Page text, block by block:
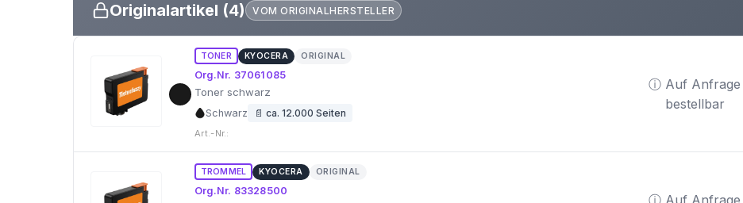
Originalartikel (4) VOM ORIGINALHERSTELLER
TONER KYOCERA ORIGINAL
Org.Nr. 37061085
Toner schwarz
Schwarz 📄 ca. 12.000 Seiten
Art.-Nr.:
ⓘ Auf Anfrage
bestellbar
TROMMEL KYOCERA ORIGINAL
Org.Nr. 83328500
ⓘ Auf Anfrage